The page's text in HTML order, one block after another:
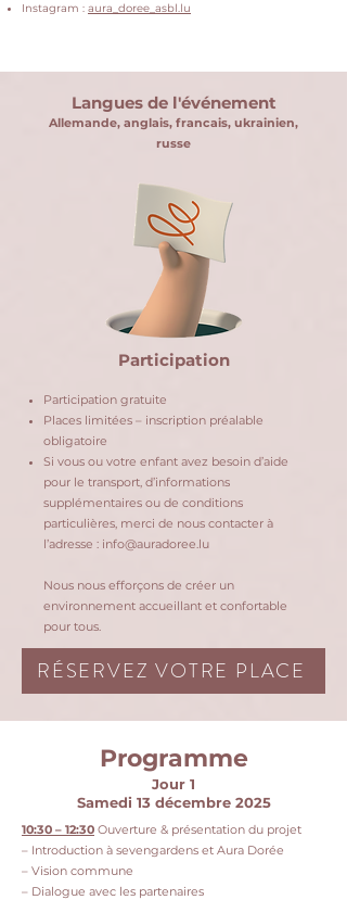
Instagram : aura_doree_asbl.lu
Langues de l'événement
Allemande, anglais, francais, ukrainien,
russe
Participation
Participation gratuite
Places limitées – inscription préalable
obligatoire
Si vous ou votre enfant avez besoin d’aide
pour le transport, d’informations
supplémentaires ou de conditions
particulières, merci de nous contacter à
l’adresse : info@auradoree.lu
Nous nous efforçons de créer un
environnement accueillant et confortable
pour tous.
RÉSERVEZ VOTRE PLACE
Programme
Jour 1
Samedi 13 décembre 2025
10:30 – 12:30 Ouverture & présentation du projet
– Introduction à sevengardens et Aura Dorée
– Vision commune
– Dialogue avec les partenaires